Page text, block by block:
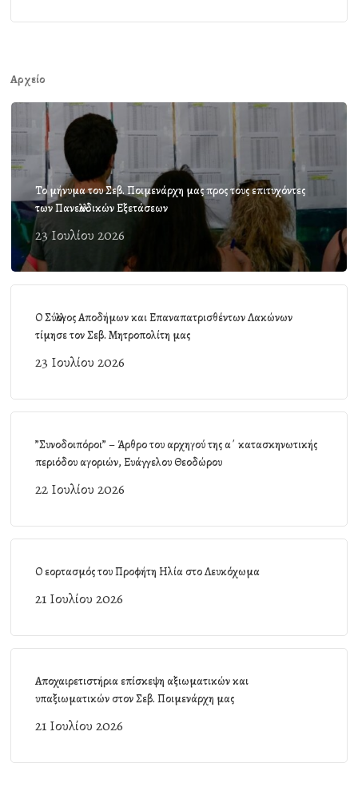
Αρχείο
Το μήνυμα του Σεβ. Ποιμενάρχη μας προς τους επιτυχόντες
των Πανελλαδικών Εξετάσεων
23 Ιουλίου 2026
Ο Σύλλογος Αποδήμων και Επαναπατρισθέντων Λακώνων
τίμησε τον Σεβ. Μητροπολίτη μας
23 Ιουλίου 2026
”Συνοδοιπόροι” – Άρθρο του αρχηγού της α΄ κατασκηνωτικής
περιόδου αγοριών, Ευάγγελου Θεοδώρου
22 Ιουλίου 2026
Ο εορτασμός του Προφήτη Ηλία στο Λευκόχωμα
21 Ιουλίου 2026
Αποχαιρετιστήρια επίσκεψη αξιωματικών και
υπαξιωματικών στον Σεβ. Ποιμενάρχη μας
21 Ιουλίου 2026